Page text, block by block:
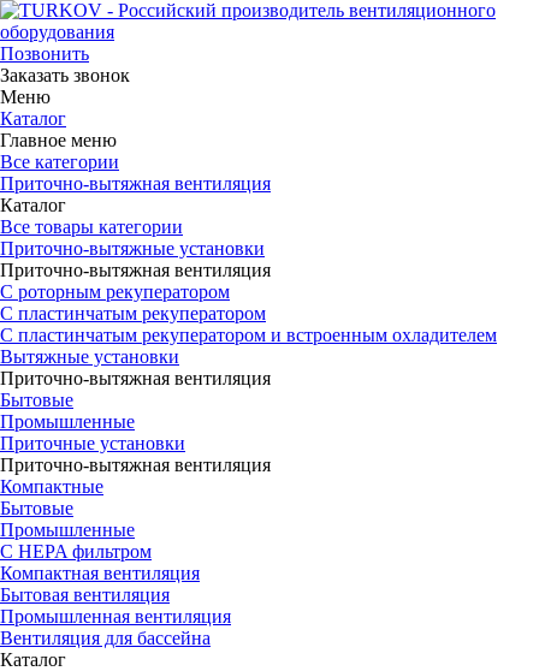
Позвонить
Заказать звонок
Меню
Каталог
Главное меню
Все категории
Приточно-вытяжная вентиляция
Каталог
Все товары категории
Приточно-вытяжные установки
Приточно-вытяжная вентиляция
С роторным рекуператором
С пластинчатым рекуператором
С пластинчатым рекуператором и встроенным охладителем
Вытяжные установки
Приточно-вытяжная вентиляция
Бытовые
Промышленные
Приточные установки
Приточно-вытяжная вентиляция
Компактные
Бытовые
Промышленные
С HEPA фильтром
Компактная вентиляция
Бытовая вентиляция
Промышленная вентиляция
Вентиляция для бассейна
Каталог